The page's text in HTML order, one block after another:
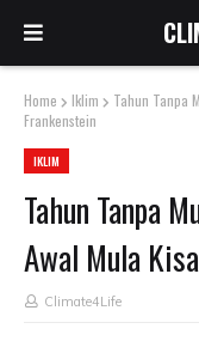
Home Iklim
Tahun Tanpa
Frankenstein
IKLIM
Tahun Tanpa
Awal Mula
Climate4Life